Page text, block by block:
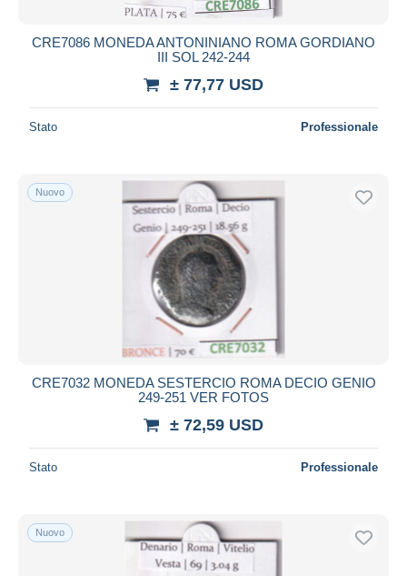
CRE7086 MONEDA ANTONINIANO ROMA GORDIANO
III SOL 242-244
± 77,77 USD
Stato Professionale
Nuovo
CRE7032 MONEDA SESTERCIO ROMA DECIO GENIO
249-251 VER FOTOS
± 72,59 USD
Stato Professionale
Nuovo